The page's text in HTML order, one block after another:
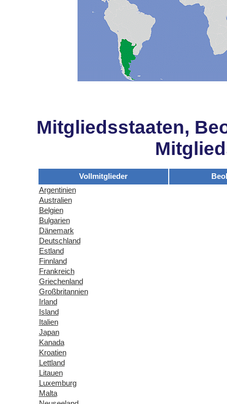
Mitgliedsstaaten,
Vollmitglieder
Argentinien
Australien
Belgien
Bulgarien
Dänemark
Deutschland
Estland
Finnland
Frankreich
Griechenland
Großbritannien
Irland
Island
Italien
Japan
Kanada
Kroatien
Lettland
Litauen
Luxemburg
Malta